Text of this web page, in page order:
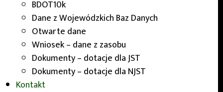
BDOT10k
Dane z Wojewódzkich Baz Danych
Otwarte dane
Wniosek – dane z zasobu
Dokumenty – dotacje dla JST
Dokumenty – dotacje dla NJST
Kontakt
przestrzennych dla obszaru Dolnego Śląska. Nasza
siedziba mieści się przy ul. Dobrzyńskiej 21/23 we
Wrocławiu.
DziałaniaWGiK mają na celu zapewnienie rzetelnych i
aktualnych informacji przestrzennych, które
wspomagają działania administracji samorządowej.
Wydział odgrywa istotną rolę w rozwoju
infrastruktury informacji przestrzennej
województwa, wspierając zrównoważone planowanie